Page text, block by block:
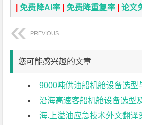
|免费降AI率 |免费降重复率 |论文
PREVIOUS
您可能感兴趣的文章
9000吨供油船机舱设备选型与热
沿海高速客船机舱设备选型及经
海.上溢油应急技术外文翻译